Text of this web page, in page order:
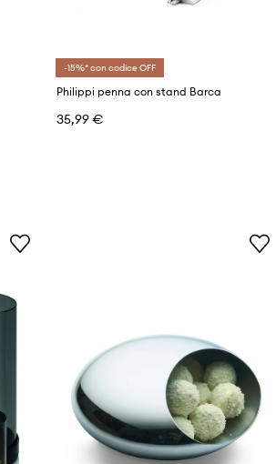
-15%* con codice OFF
Philippi penna con stand Barca
35,99 €